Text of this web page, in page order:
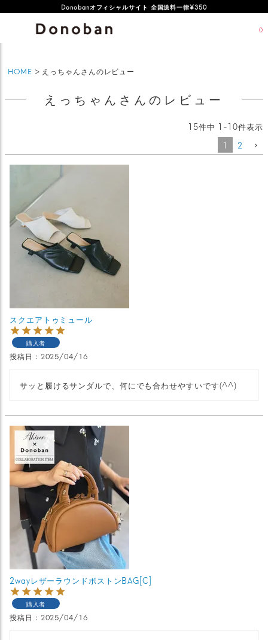
Donobanオフィシャルサイト 全国送料一律¥350
オフィシャルサイト新規会員登録特典 500ポイントプレゼント
0
HOME えっちゃんさんのレビュー
えっちゃんさんのレビュー
15件中 1 -10件表示
1
2
スクエアトゥミュール
購入者
投稿日 2025/04/16
サッと履けるサンダルで、何にでも合わせやすいです(^^)
2wayレザーラウンドボストンBAG[C]
購入者
投稿日 2025/04/16